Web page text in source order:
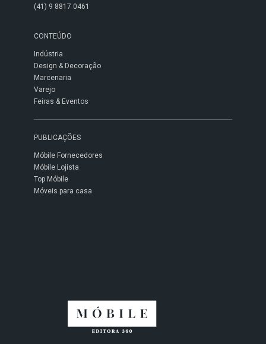
(41) 9 8817 0461
CONTEÚDO
Indústria
Design & Decoração
Marcenaria
Varejo
Feiras & Eventos
PUBLICAÇÕES
Móbile Fornecedores
Móbile Lojista
Top Móbile
Móveis para casa